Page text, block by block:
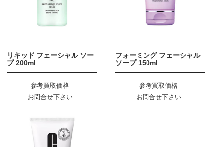
リキッド フェーシャル ソー
プ 200ml
参考買取価格
お問合せ下さい
フォーミング フェーシャル
ソープ 150ml
参考買取価格
お問合せ下さい